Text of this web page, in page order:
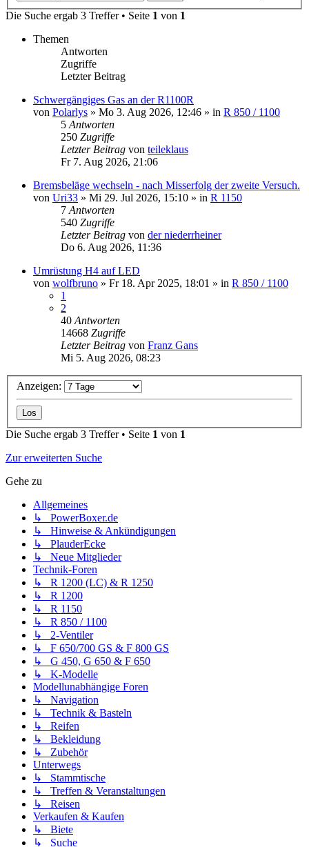
Die Suche ergab 3 Treffer • Seite 1 von 1
Themen
Antworten
Zugriffe
Letzter Beitrag
Schwergängiges Gas an der R1100R
von Polarlys » Mo 3. Aug 2026, 12:46 » in R 850 / 1100
5 Antworten
250 Zugriffe
Letzter Beitrag von teileklaus
Fr 7. Aug 2026, 21:06
Bremsbeläge wechseln - nach Misserfolg der zweite Versuch.
von Uri33 » Mi 29. Jul 2026, 15:10 » in R 1150
7 Antworten
540 Zugriffe
Letzter Beitrag von der niederrheiner
Do 6. Aug 2026, 11:36
Umrüstung H4 auf LED
von wolfbruno » Fr 18. Apr 2025, 18:01 » in R 850 / 1100
1
2
40 Antworten
14668 Zugriffe
Letzter Beitrag von Franz Gans
Mi 5. Aug 2026, 08:23
Anzeigen:
Die Suche ergab 3 Treffer • Seite 1 von 1
Zur erweiterten Suche
Gehe zu
Allgemeines
↳ PowerBoxer.de
↳ Hinweise & Ankündigungen
↳ PlauderEcke
↳ Neue Mitglieder
Technik-Foren
↳ R 1200 (LC) & R 1250
↳ R 1200
↳ R 1150
↳ R 850 / 1100
↳ 2-Ventiler
↳ F 650/700 GS & F 800 GS
↳ G 450, G 650 & F 650
↳ K-Modelle
Modellunabhängige Foren
↳ Navigation
↳ Technik & Basteln
↳ Reifen
↳ Bekleidung
↳ Zubehör
Unterwegs
↳ Stammtische
↳ Treffen & Veranstaltungen
↳ Reisen
Verkaufen & Kaufen
↳ Biete
↳ Suche